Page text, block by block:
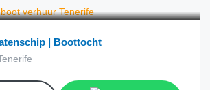
| Boottocht